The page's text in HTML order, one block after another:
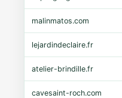
malinmatos.com
lejardindeclaire.fr
atelier-brindille.fr
cavesaint-roch.com